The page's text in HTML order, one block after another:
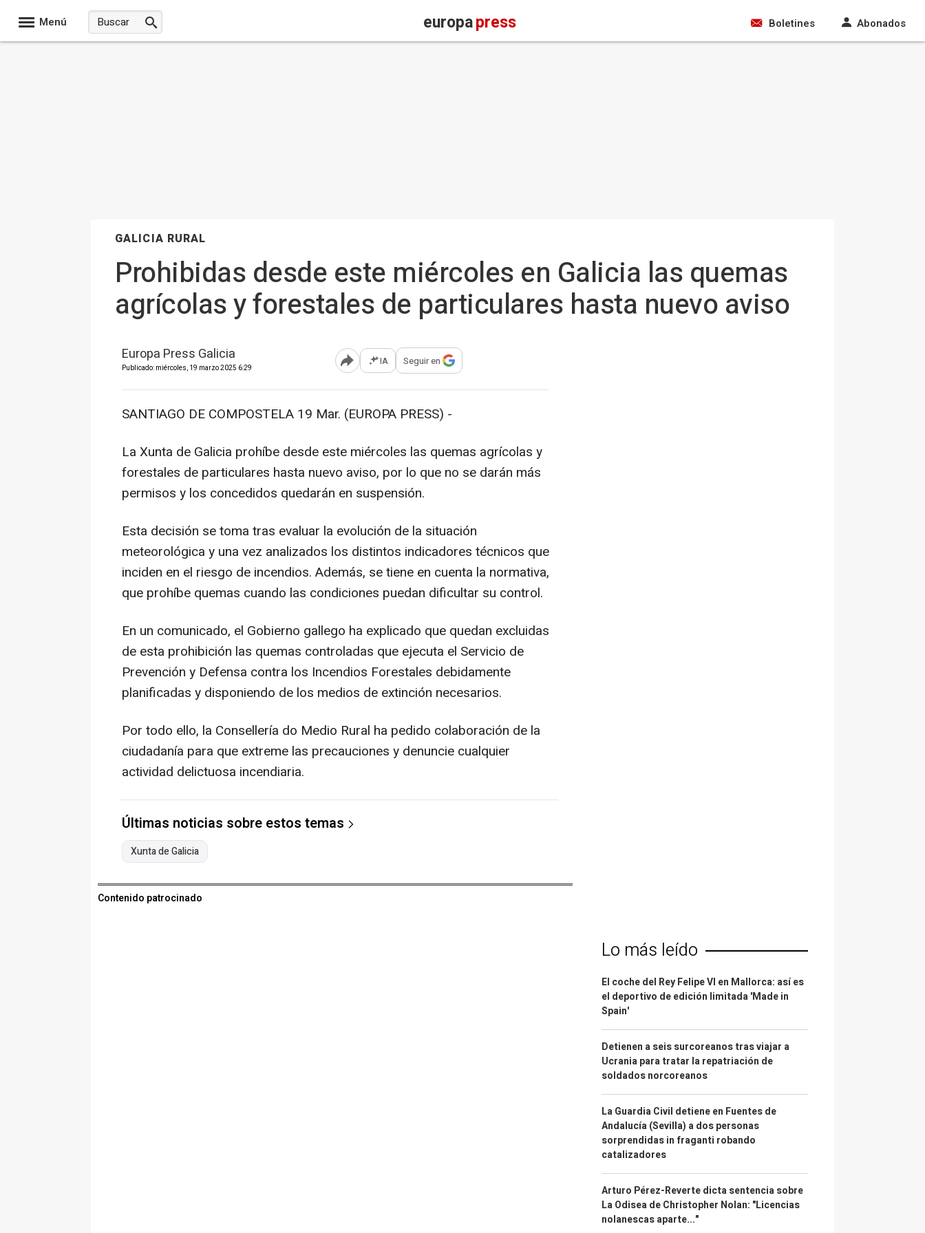
Menú europapress Boletines Abonados
GALICIA RURAL
Prohibidas desde este miércoles en Galicia las quemas
agrícolas y forestales de particulares hasta nuevo aviso
Europa Press Galicia
Publicado: miércoles, 19 marzo 2025 6:29 Abrir opciones para compartir
IA Seguir en
SANTIAGO DE COMPOSTELA 19 Mar. (EUROPA PRESS) -
La Xunta de Galicia prohíbe desde este miércoles las quemas agrícolas y
forestales de particulares hasta nuevo aviso, por lo que no se darán más
permisos y los concedidos quedarán en suspensión.
Esta decisión se toma tras evaluar la evolución de la situación
meteorológica y una vez analizados los distintos indicadores técnicos que
inciden en el riesgo de incendios. Además, se tiene en cuenta la normativa,
que prohíbe quemas cuando las condiciones puedan dificultar su control.
En un comunicado, el Gobierno gallego ha explicado que quedan excluidas
de esta prohibición las quemas controladas que ejecuta el Servicio de
Prevención y Defensa contra los Incendios Forestales debidamente
planificadas y disponiendo de los medios de extinción necesarios.
Por todo ello, la Consellería do Medio Rural ha pedido colaboración de la
ciudadanía para que extreme las precauciones y denuncie cualquier
actividad delictuosa incendiaria.
Últimas noticias sobre estos temas
Xunta de Galicia
Contenido patrocinado
Lo más leído
El coche del Rey Felipe VI en Mallorca: así es
el deportivo de edición limitada 'Made in
Spain'
Detienen a seis surcoreanos tras viajar a
Ucrania para tratar la repatriación de
soldados norcoreanos
La Guardia Civil detiene en Fuentes de
Andalucía (Sevilla) a dos personas
sorprendidas in fraganti robando
catalizadores
Arturo Pérez-Reverte dicta sentencia sobre
La Odisea de Christopher Nolan: "Licencias
nolanescas aparte..."